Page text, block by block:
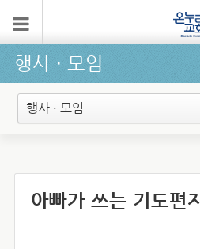
행사 ∙ 모임
행사 · 모임
아빠가 쓰는 기도편지